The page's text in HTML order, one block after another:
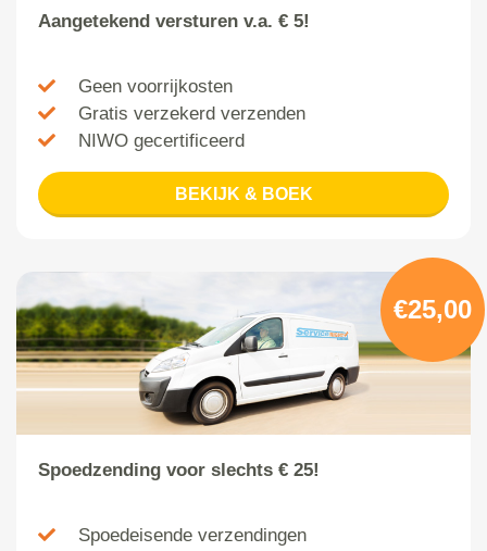
Aangetekend versturen v.a. € 5!
Geen voorrijkosten
Gratis verzekerd verzenden
NIWO gecertificeerd
BEKIJK & BOEK
€25,00
Spoedzending voor slechts € 25!
Spoedeisende verzendingen